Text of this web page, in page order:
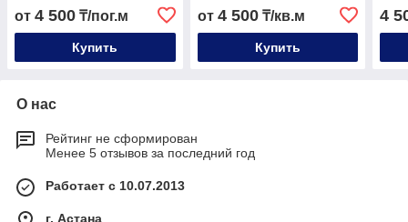
от 4 500 ₸/пог.м
Купить
от 4 500₸/кв.м
Купить
4
О нас
Рейтинг не сформирован
Менее 5 отзывов за последний год
Работает с 10.07.2013
г. Астана